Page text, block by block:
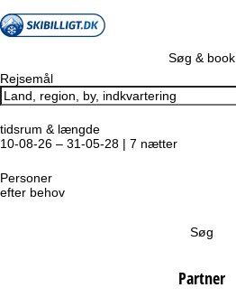
Søg & book
Rejsemål
tidsrum & længde
10-08-26 – 31-05-28 | 7 nætter
Personer
efter behov
Søg
Partner